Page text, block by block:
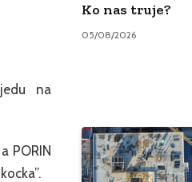
na
PORIN
Ko nas truje?
05/08/2026